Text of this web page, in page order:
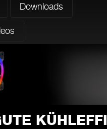
Downloads